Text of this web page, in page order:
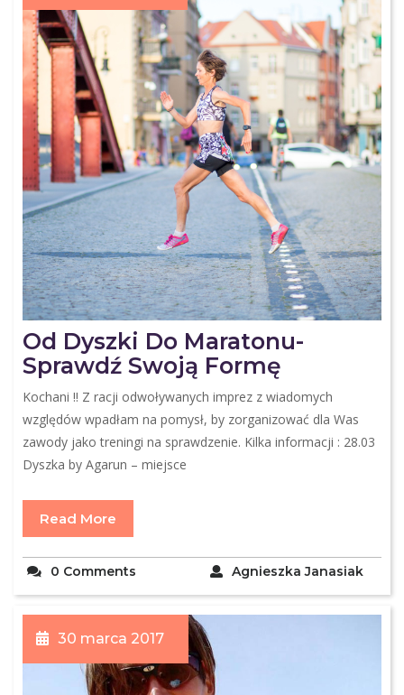
Od Dyszki Do Maratonu-
Sprawdź Swoją Formę
Kochani !! Z racji odwoływanych imprez z wiadomych
względów wpadłam na pomysł, by zorganizować dla Was
zawody jako treningi na sprawdzenie. Kilka informacji : 28.03
Dyszka by Agarun – miejsce
Read More
Agnieszka Janasiak
0 Comments
30 marca 2017